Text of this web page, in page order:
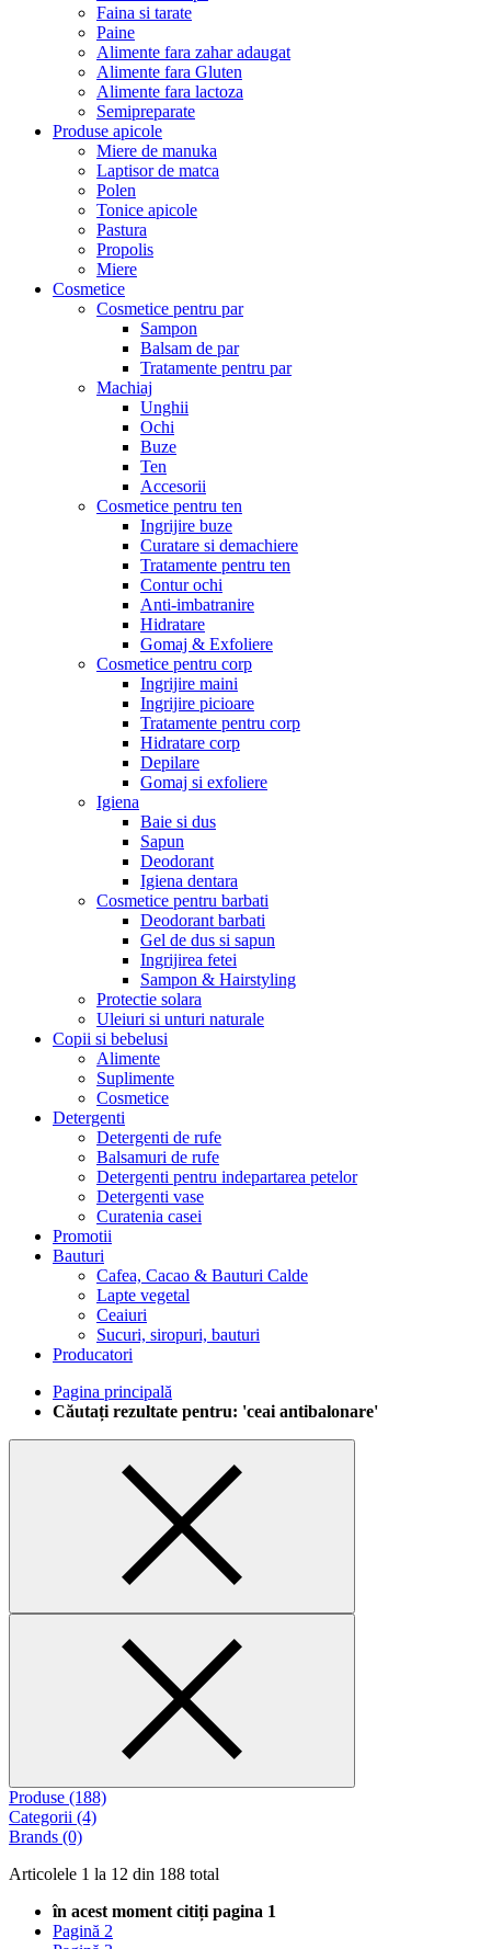
Faina si tarate
Paine
Alimente fara zahar adaugat
Alimente fara Gluten
Alimente fara lactoza
Semipreparate
Produse apicole
Miere de manuka
Laptisor de matca
Polen
Tonice apicole
Pastura
Propolis
Miere
Cosmetice
Cosmetice pentru par
Sampon
Balsam de par
Tratamente pentru par
Machiaj
Unghii
Ochi
Buze
Ten
Accesorii
Cosmetice pentru ten
Ingrijire buze
Curatare si demachiere
Tratamente pentru ten
Contur ochi
Anti-imbatranire
Hidratare
Gomaj & Exfoliere
Cosmetice pentru corp
Ingrijire maini
Ingrijire picioare
Tratamente pentru corp
Hidratare corp
Depilare
Gomaj si exfoliere
Igiena
Baie si dus
Sapun
Deodorant
Igiena dentara
Cosmetice pentru barbati
Deodorant barbati
Gel de dus si sapun
Ingrijirea fetei
Sampon & Hairstyling
Protectie solara
Uleiuri si unturi naturale
Copii si bebelusi
Alimente
Suplimente
Cosmetice
Detergenti
Detergenti de rufe
Balsamuri de rufe
Detergenti pentru indepartarea petelor
Detergenti vase
Curatenia casei
Promotii
Bauturi
Cafea, Cacao & Bauturi Calde
Lapte vegetal
Ceaiuri
Sucuri, siropuri, bauturi
Producatori
Pagina principală
Căutați rezultate pentru: 'ceai antibalonare'
Produse (188)
Categorii (4)
Brands (0)
Articolele 1 la 12 din 188 total
în acest moment citiți pagina 1
Pagină 2